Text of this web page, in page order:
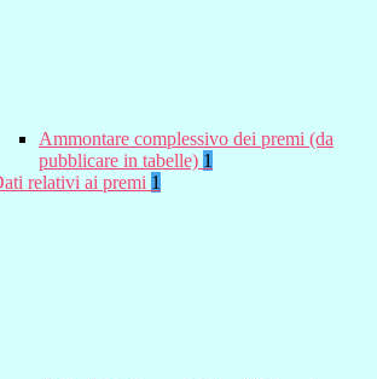
Ammontare complessivo dei premi (da
pubblicare in tabelle) 1
relativi ai premi 1